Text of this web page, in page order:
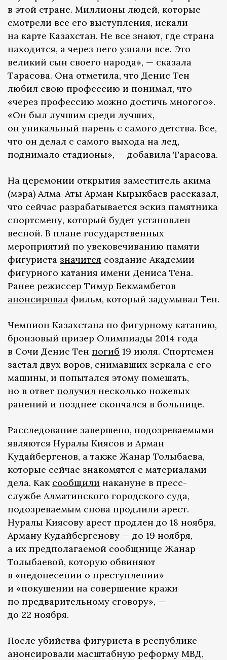
в этой стране. Миллионы людей, которые
смотрели все его выступления, искали
на карте Казахстан. Не все знают, где страна
находится, а через него узнали все. Это
великий сын своего народа», — сказала
Тарасова. Она отметила, что Денис Тен
любил свою профессию и понимал, что
«через профессию можно достичь многого».
«Он был лучшим среди лучших,
он уникальный парень с самого детства. Все,
что он делал с самого выхода на лед,
поднимало стадионы», — добавила Тарасова.
На церемонии открытия заместитель акима
(мэра) Алма-Аты Арман Кырыкбаев рассказал,
что сейчас разрабатывается эскиз памятника
спортсмену, который будет установлен
весной. В плане государственных
мероприятий по увековечиванию памяти
фигуриста значится создание Академии
фигурного катания имени Дениса Тена.
Ранее режиссер Тимур Бекмамбетов
анонсировал фильм, который задумывал Тен.
Чемпион Казахстана по фигурному катанию,
бронзовый призер Олимпиады 2014 года
в Сочи Денис Тен погиб 19 июля. Спортсмен
застал двух воров, снимавших зеркала с его
машины, и попытался этому помешать,
но в ответ получил несколько ножевых
ранений и позднее скончался в больнице.
Расследование завершено, подозреваемыми
являются Нуралы Киясов и Арман
Кудайбергенов, а также Жанар Толыбаева,
которые сейчас знакомятся с материалами
дела. Как сообщили накануне в пресс-
службе Алматинского городского суда,
подозреваемым снова продлили арест.
Нуралы Киясову арест продлен до 18 ноября,
Арману Кудайбергенову — до 19 ноября,
а их предполагаемой сообщнице Жанар
Толыбаевой, которую обвиняют
в «недонесении о преступлении»
и «покушении на совершение кражи
по предварительному сговору», —
до 22 ноября.
После убийства фигуриста в республике
анонсировали масштабную реформу МВД,